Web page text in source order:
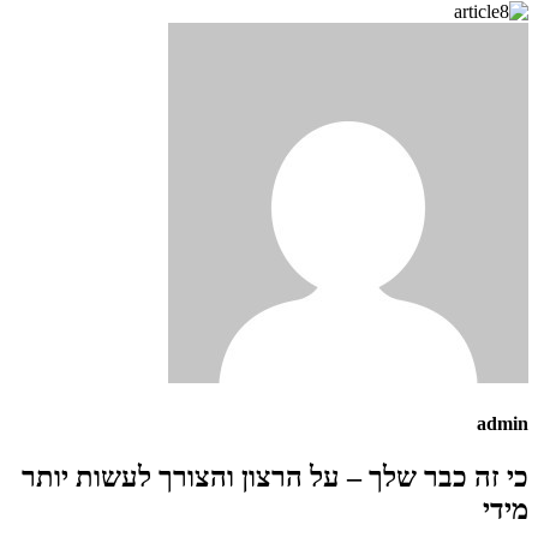
admin
כי זה כבר שלך – על הרצון והצורך לעשות יותר
מידי